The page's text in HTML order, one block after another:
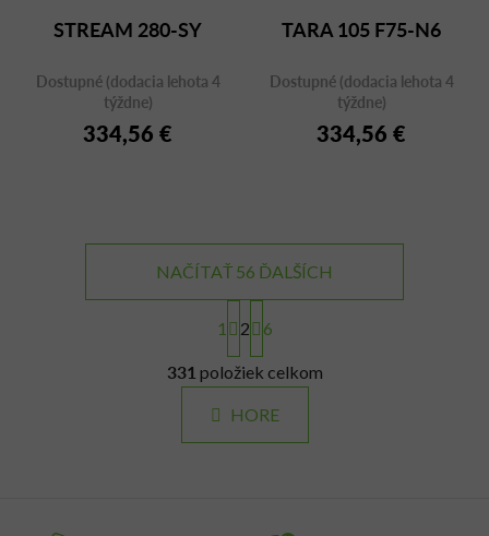
STREAM 280-SY
Dostupné (dodacia lehota 4
týždne)
334,56 €
TARA 105 F75-N6
Dostupné (dodacia lehota 4
týždne)
334,56 €
O
v
á
d
NAČÍTAŤ 56 ĎALŠÍCH
S
t
r
á
n
k
1 2 6
331 položiek celkom
HORE